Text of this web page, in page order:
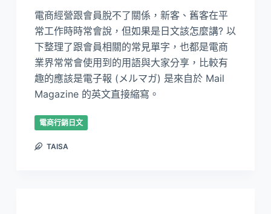
電商經營跟會員脫不了關係，新客、舊客在平
常工作時時常會說，但如果是日文該怎麼講? 以
下整理了跟會員相關的常見單字，也都是電商
業界常常會使用到的用語與大家分享，比較有
趣的應該是電子報 (メルマガ) 是來自於 Mail
Magazine 的英文直接縮寫。
電商行銷日文
TAISA